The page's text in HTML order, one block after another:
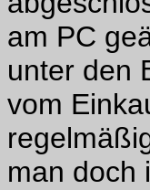
am PC
unter den
vom
man doch